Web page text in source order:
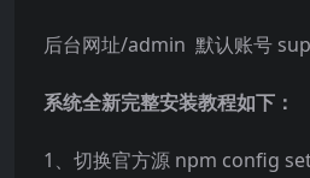
后台网址/admin 默认账号
系统全新完整安装教程如下：
1、切换官方源 npm config